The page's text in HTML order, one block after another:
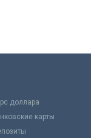
доллара
карты